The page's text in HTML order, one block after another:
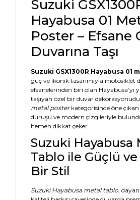
Suzuki
Hayabusa 01
Poster – Efsane
Duvarına Taşı
Suzuki GSX1300R Hayabusa 01
güç ve ikonik tasarımıyla motosiklet
efsanelerinden biri olan Hayabusa’yı
taşıyan özel bir duvar
metal posterkategorisinde öne
duruşu ve modern çizgileriyle
hemen dikkat çeker.
Suzuki Hayabusa
Tablo ile Güçlü
Bir Stil
Suzuki Hayabusa metal tablo,